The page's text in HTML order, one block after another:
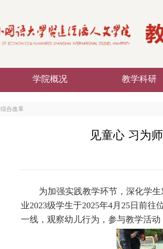
学院概况 教学科研
综合改革
见童心 习为
为加强实践教学环节，深化学
业2023级学生于2025年4月 25 日前往
一线，观察幼儿行为，参与教学活